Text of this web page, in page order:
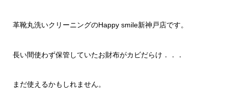
革靴丸洗いクリーニングのHappy smile新神戸店です。
長い間使わず保管していたお財布がカビだらけ．．．
まだ使えるかもしれません。